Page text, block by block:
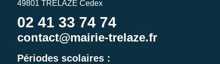
49801 TRÉLAZÉ Cedex
02 41 33 74 74
contact@mairie-trelaze.fr
Périodes scolaires :